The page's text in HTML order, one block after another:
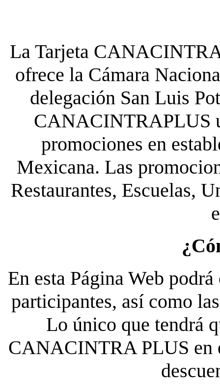
La Tarjeta
ofrece la Cámara
delegación San Luis
CANACINTRAPLUS
promociones en
Mexicana. Las
Restaurantes, Escuelas,
En esta Página Web
participantes, así como
Lo único que tendrá
CANACINTRA PLUS en